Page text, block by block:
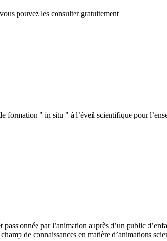
pouvez les consulter gratuitement
formation " in situ " à l’éveil scientifique pour
par l’animation auprès d’un public
de connaissances en matière d’animations